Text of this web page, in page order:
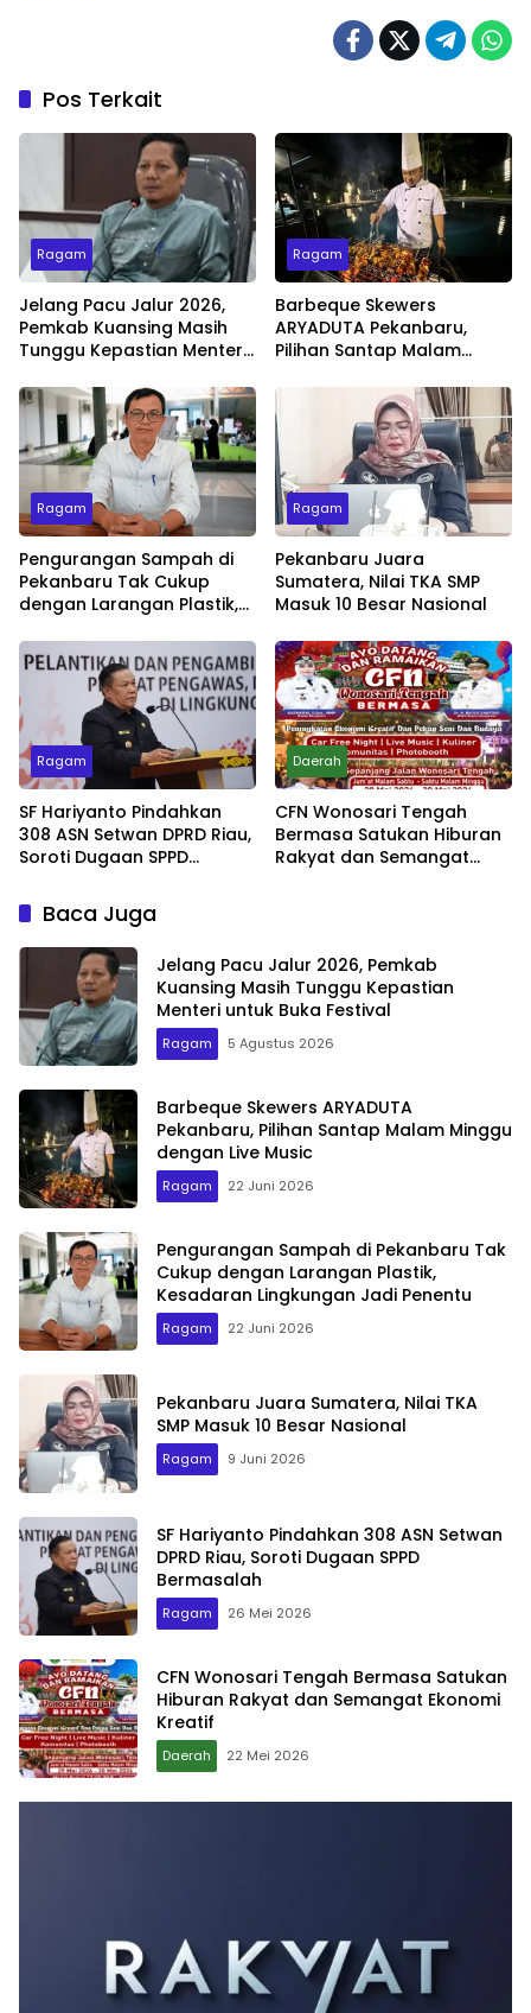
Pos Terkait
Ragam
Jelang Pacu Jalur 2026,
Pemkab Kuansing Masih
Tunggu Kepastian Menteri
Ragam
Barbeque Skewers
ARYADUTA Pekanbaru,
Pilihan Santap Malam
Ragam
Pengurangan Sampah di
Pekanbaru Tak Cukup
dengan Larangan Plastik,
Jadi Penentu
Ragam
Pekanbaru Juara
Sumatera, Nilai TKA SMP
Masuk 10 Besar Nasional
Ragam
SF Hariyanto Pindahkan
308 ASN Setwan DPRD Riau,
Soroti Dugaan SPPD
Daerah
CFN Wonosari Tengah
Bermasa Satukan Hiburan
Rakyat dan Semangat
Baca Juga
Jelang Pacu Jalur 2026, Pemkab
Kuansing Masih Tunggu Kepastian
Menteri untuk Buka Festival
Ragam 5 Agustus 2026
Barbeque Skewers ARYADUTA
Pekanbaru, Pilihan Santap Malam Minggu
dengan Live Music
Ragam 22 Juni 2026
Pengurangan Sampah di Pekanbaru Tak
Cukup dengan Larangan Plastik,
Kesadaran Lingkungan Jadi Penentu
Ragam 22 Juni 2026
Pekanbaru Juara Sumatera, Nilai TKA
SMP Masuk 10 Besar Nasional
Ragam 9 Juni 2026
SF Hariyanto Pindahkan 308 ASN Setwan
DPRD Riau, Soroti Dugaan SPPD
Bermasalah
Ragam 26 Mei 2026
CFN Wonosari Tengah Bermasa Satukan
Hiburan Rakyat dan Semangat Ekonomi
Kreatif
Daerah 22 Mei 2026